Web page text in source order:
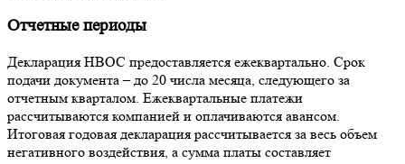
Отчетные периоды
Декларация НВОС предоставляется ежеквартально. Срок
подачи документа – до 20 числа месяца, следующего за
отчетным кварталом. Ежеквартальные платежи
рассчитываются компанией и оплачиваются авансом.
Итоговая годовая декларация рассчитывается за весь объем
негативного воздействия, а сумма платы составляет